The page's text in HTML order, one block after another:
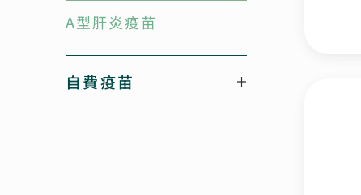
A型肝炎疫苗
自費疫苗